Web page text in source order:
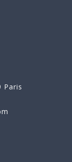
Paris